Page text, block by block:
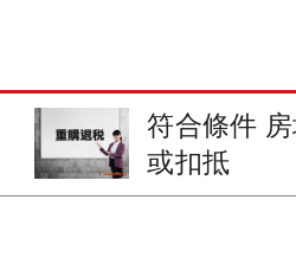
符合條件
或扣抵